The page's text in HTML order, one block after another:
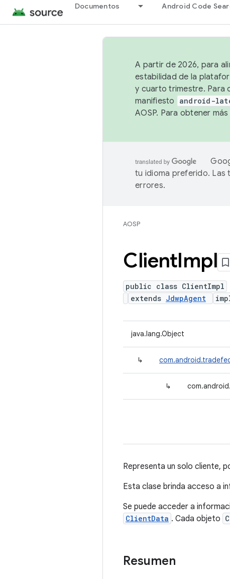
Documentos Android Code
A partir de 2026, para
estabilidad de la
y cuarto trimestre. Para
manifiesto
android-
AOSP. Para obtener
tu idioma preferido. Las
errores.
AOSP
ClientImpl
public class ClientImpl
extends JdwpAgent
java.lang.Object
↳
↳
Representa un solo cliente,
Esta clase brinda acceso a
Se puede acceder a
ClientData . Cada objeto
Resumen